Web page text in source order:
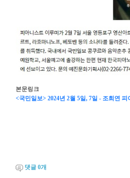
본문링크
<국민일보> 2024년 2월 5일, 7일 - 조희연
댓글 0개